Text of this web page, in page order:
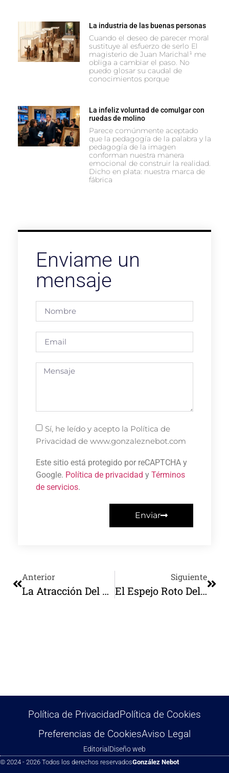
La industria de las buenas personas
Cuando el deseo de parecer moral
sustituye al esfuerzo de serlo El
magisterio de Juan Marichal¹ me
obliga a cambiar el paso. No
puedo glosar su caudal de
conocimientos porque
La infeliz voluntad de comulgar con
ruedas de molino
Parece comúnmente aceptado
que la pedagogía de la palabra y la
pedagogía de la imagen
conforman nuestra manera
emocional de construir la realidad.
Dicho en plata: nuestra marca de
fábrica
Enviame un
mensaje
Sí, he leído y acepto la Política de
Privacidad de www.gonzaleznebot.com
Este sitio está protegido por reCAPTCHA y
Google. Política de privacidad y Términos
de servicios.
Enviar
Anterior
La Atracción Del Poder Visualizado: De Versalles A La Cultura Del Espectáculo
Siguiente
El Espejo Roto Del Intelectual: Maniqueísmo, Nostalgia Y Distorsión De España
Política de PrivacidadPolítica de Cookies
Preferencias de CookiesAviso Legal
EditorialDiseño web
© 2024 - 2026 Todos los derechos reservadosGonzález Nebot